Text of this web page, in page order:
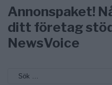
Annonspaket!
ditt företag
NewsVoice